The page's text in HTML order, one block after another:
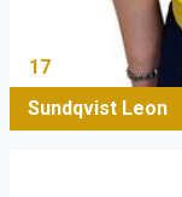
17
Sundqvist Leon